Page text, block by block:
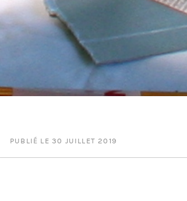
PUBLIÉ LE 30 JUILLET 2019